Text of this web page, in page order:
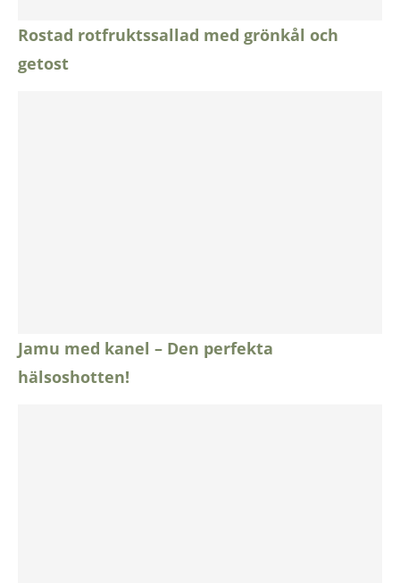
Rostad rotfruktssallad med grönkål och
getost
Jamu med kanel – Den perfekta
hälsoshotten!